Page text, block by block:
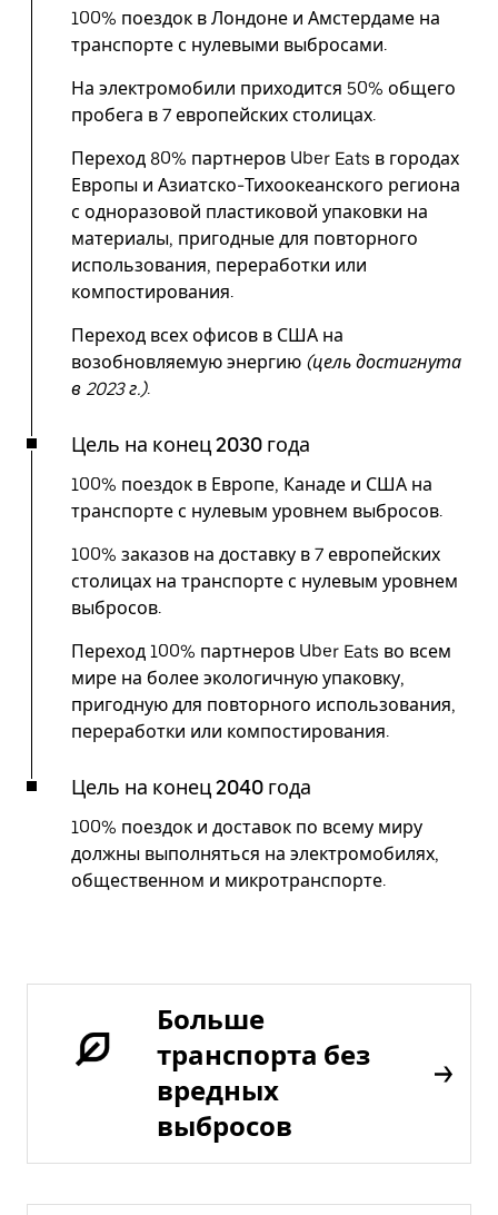
100% поездок в Лондоне и Амстердаме на
транспорте с нулевыми выбросами.
На электромобили приходится 50% общего
пробега в 7 европейских столицах.
Переход 80% партнеров Uber Eats в городах
Европы и Азиатско-Тихоокеанского региона
с одноразовой пластиковой упаковки на
материалы, пригодные для повторного
использования, переработки или
компостирования.
Переход всех офисов в США на
возобновляемую энергию (цель достигнута
в 2023 г.).
Цель на конец 2030 года
100% поездок в Европе, Канаде и США на
транспорте с нулевым уровнем выбросов.
100% заказов на доставку в 7 европейских
столицах на транспорте с нулевым уровнем
выбросов.
Переход 100% партнеров Uber Eats во всем
мире на более экологичную упаковку,
пригодную для повторного использования,
переработки или компостирования.
Цель на конец 2040 года
100% поездок и доставок по всему миру
должны выполняться на электромобилях,
общественном и микротранспорте.
Больше
транспорта без
вредных
выбросов